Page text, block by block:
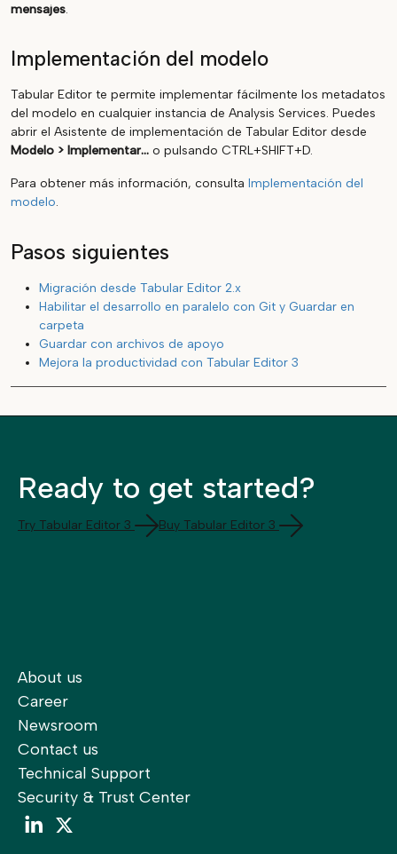
mensajes.
Implementación del modelo
Tabular Editor te permite implementar fácilmente los metadatos
del modelo en cualquier instancia de Analysis Services. Puedes
abrir el Asistente de implementación de Tabular Editor desde
Modelo > Implementar... o pulsando CTRL+SHIFT+D.
Para obtener más información, consulta Implementación del
modelo.
Pasos siguientes
Migración desde Tabular Editor 2.x
Habilitar el desarrollo en paralelo con Git y Guardar en
carpeta
Guardar con archivos de apoyo
Mejora la productividad con Tabular Editor 3
Ready to get started?
Try Tabular Editor 3 Buy Tabular Editor 3
About us
Career
Newsroom
Contact us
Technical Support
Security & Trust Center
LinkedIn